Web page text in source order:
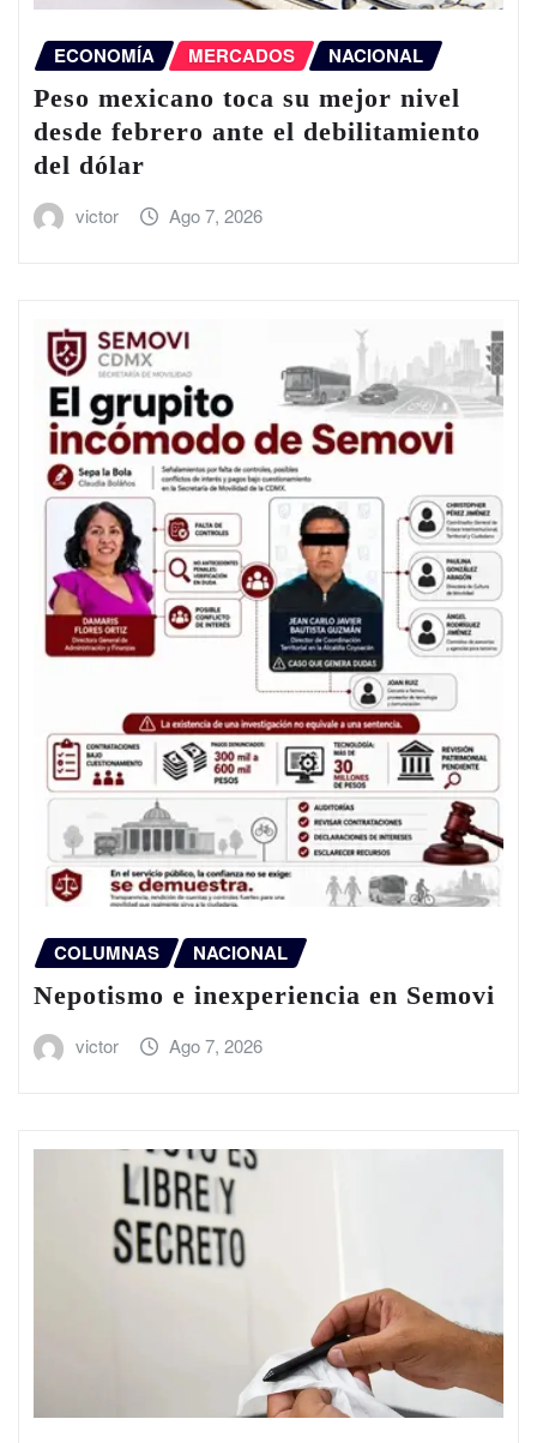
ECONOMÍA MERCADOS NACIONAL
Peso mexicano toca su mejor nivel
desde febrero ante el debilitamiento
del dólar
victor Ago 7, 2026
COLUMNAS NACIONAL
Nepotismo e inexperiencia en Semovi
victor Ago 7, 2026